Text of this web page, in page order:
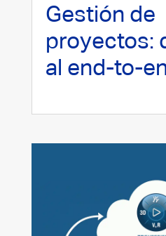
Gestión de
proyectos:
al end-to-